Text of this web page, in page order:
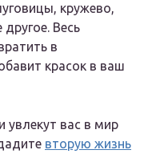
кружево,
Весь
в
красок в ваш
увлекут вас в мир
вторую жизнь